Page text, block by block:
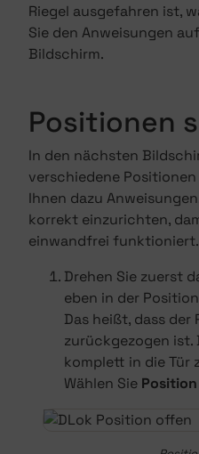
Riegel ausgefahren ist,
Sie den Anweisungen
Bildschirm.
Positionen
In den nächsten
verschiedene
Ihnen dazu
korrekt einzurichten,
einwandfrei funktioniert.
Drehen Sie zuerst
eben in der
Das heißt, dass der
zurückgezogen ist.
komplett in die Tür
Wählen Sie